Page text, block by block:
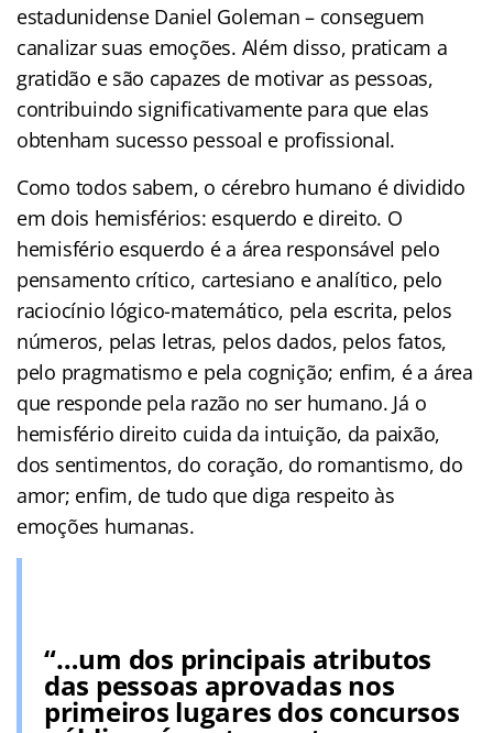
estadunidense Daniel Goleman ­– conseguem
canalizar suas emoções. Além disso, praticam a
gratidão e são capazes de motivar as pessoas,
contribuindo significativamente para que elas
obtenham sucesso pessoal e profissional.
Como todos sabem, o cérebro humano é dividido
em dois hemisférios: esquerdo e direito. O
hemisfério esquerdo é a área responsável pelo
pensamento crítico, cartesiano e analítico, pelo
raciocínio lógico-matemático, pela escrita, pelos
números, pelas letras, pelos dados, pelos fatos,
pelo pragmatismo e pela cognição; enfim, é a área
que responde pela razão no ser humano. Já o
hemisfério direito cuida da intuição, da paixão,
dos sentimentos, do coração, do romantismo, do
amor; enfim, de tudo que diga respeito às
emoções humanas.
“…um dos principais atributos
das pessoas aprovadas nos
primeiros lugares dos concursos